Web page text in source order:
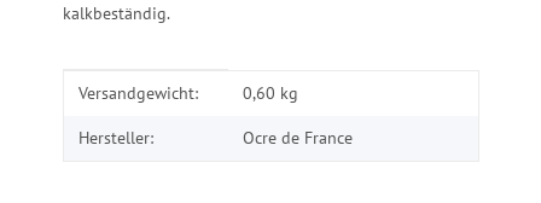
kalkbeständig.
Produkteigenschaft
Wert
Versandgewicht: 0,60 kg
Hersteller: Ocre de France